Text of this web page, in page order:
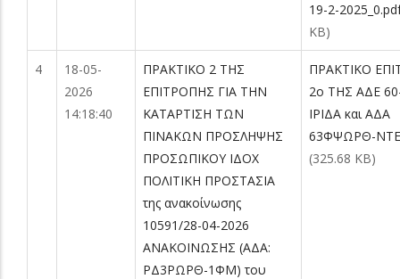
19-2-
KB)
4
18-05-
2026
14:18:40
ΠΡΑΚΤΙΚΟ 2 ΤΗΣ
ΕΠΙΤΡΟΠΗΣ ΓΙΑ ΤΗΝ
ΚΑΤΑΡΤΙΣΗ ΤΩΝ
ΠΙΝΑΚΩΝ ΠΡΟΣΛΗΨΗΣ
ΠΡΟΣΩΠΙΚΟΥ ΙΔΟΧ
ΠΟΛΙΤΙΚΗ ΠΡΟΣΤΑΣΙΑ
της ανακοίνωσης
10591/28-04-2026
ΑΝΑΚΟΙΝΩΣΗΣ (ΑΔΑ:
ΡΔ3ΡΩΡΘ-1ΦΜ) του
ΠΡΑΚΤΙΚΟ
2ο ΤΗΣ ΑΔΕ
ΙΡΙΔΑ και ΑΔΑ
63ΦΨΩΡΘ-
(325.68 KB)